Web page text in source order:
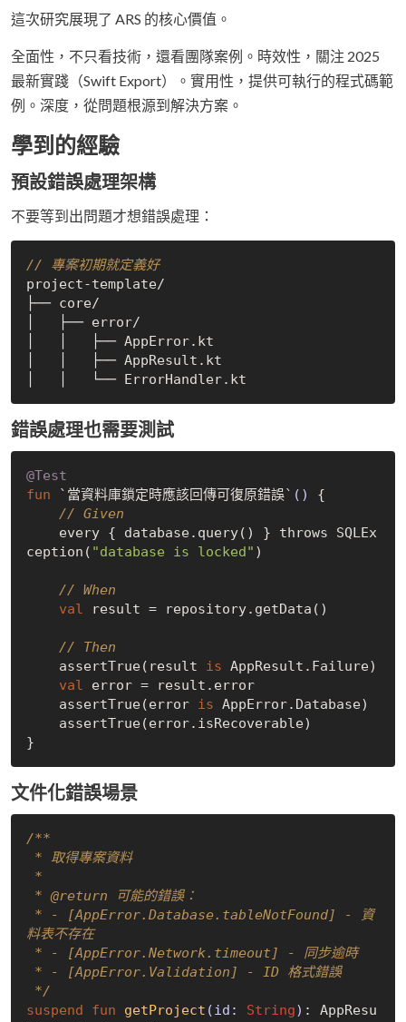
這次研究展現了 ARS 的核心價值。
全面性，不只看技術，還看團隊案例。時效性，關注 2025
最新實踐（Swift Export）。實用性，提供可執行的程式碼範
例。深度，從問題根源到解決方案。
學到的經驗
預設錯誤處理架構
不要等到出問題才想錯誤處理：
// 專案初期就定義好
project-template/
├── core/
│   ├── error/
│   │   ├── AppError.kt
│   │   ├── AppResult.kt
錯誤處理也需要測試
@Test
fun `當資料庫鎖定時應該回傳可復原錯誤` ()
{
// Given
ception( "database is locked" )
// When
val result = repository.getData()
// Then
    assertTrue(result
is AppResult.Failure)
val error = result.error
    assertTrue(error
is AppError.Database)
文件化錯誤場景
/**
* @return 可能的錯誤：
料表不存在
*/
suspend
fun getProject (id: String) : AppResu